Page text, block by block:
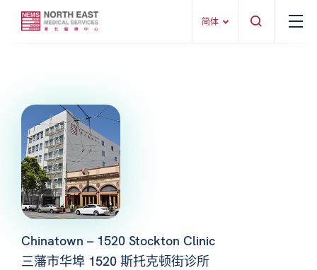
简体
Chinatown – 1520 Stockton Clinic
三藩市华埠 1520 斯托克顿街诊所